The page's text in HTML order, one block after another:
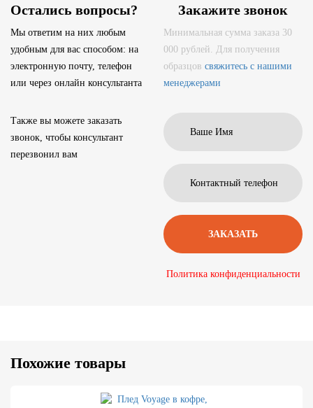
Остались вопросы?
Мы ответим на них любым
удобным для вас способом: на
электронную почту, телефон
или через онлайн консультанта
Также вы можете заказать
звонок, чтобы консультант
перезвонил вам
Закажите звонок
Минимальная сумма заказа 30
000 рублей. Для получения
образцов свяжитесь с нашими
менеджерами
Политика конфиденциальности
Похожие товары